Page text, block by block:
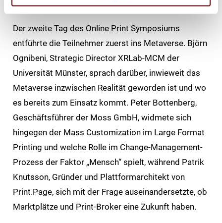
Künstlicher Intelligenz
Der zweite Tag des Online Print Symposiums
entführte die Teilnehmer zuerst ins Metaverse. Björn
Ognibeni, Strategic Director XRLab-MCM der
Universität Münster, sprach darüber, inwieweit das
Metaverse inzwischen Realität geworden ist und wo
es bereits zum Einsatz kommt. Peter Bottenberg,
Geschäftsführer der Moss GmbH, widmete sich
hingegen der Mass Customization im Large Format
Printing und welche Rolle im Change-Management-
Prozess der Faktor „Mensch“ spielt, während Patrik
Knutsson, Gründer und Plattformarchitekt von
Print.Page, sich mit der Frage auseinandersetzte, ob
Marktplätze und Print-Broker eine Zukunft haben.